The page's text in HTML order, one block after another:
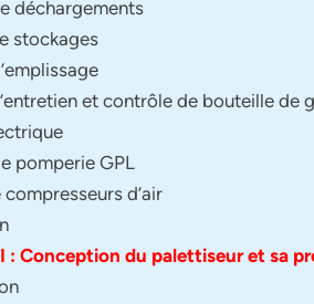
déchargements
stockages
et contrôle de bouteille de
pomperie GPL
d’air
: Conception du palettiseur et sa